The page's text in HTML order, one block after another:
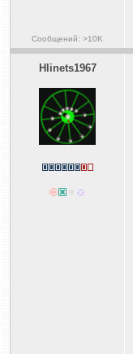
Сообщений: >10K
Hlinets1967